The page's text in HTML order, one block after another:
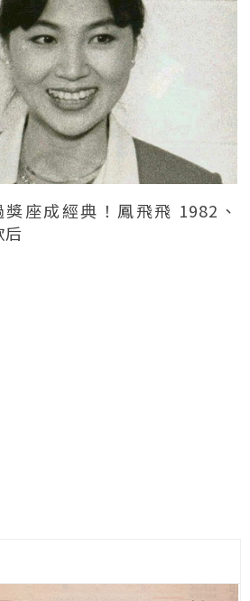
座成經典！鳳飛飛 1982、
后